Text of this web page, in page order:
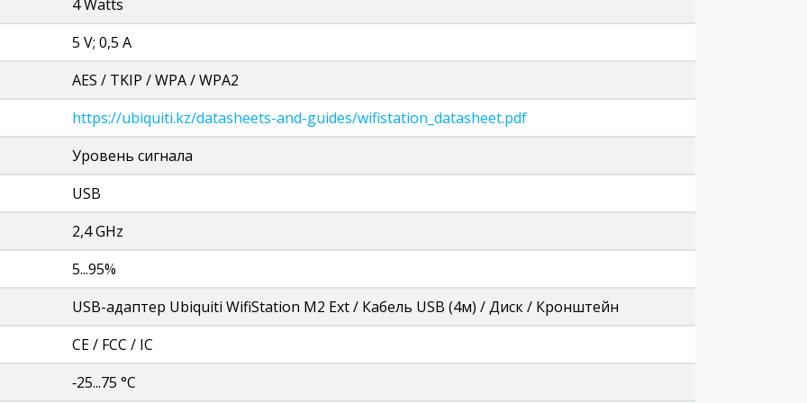
4 Watts
5 V; 0,5 A
AES / TKIP / WPA / WPA2
https://ubiquiti.kz/datasheets-and-guides/wifistation_datasheet.pdf
Уровень сигнала
USB
2,4 GHz
5...95%
USB-адаптер Ubiquiti WifiStation M2 Ext / Кабель USB (4м) / Диск / Кронштейн
CE / FCC / IC
‑25...75 °C